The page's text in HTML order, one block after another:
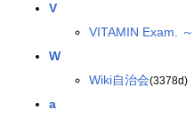
V
VITAMIN Exam.
W
Wiki自治会(3378d)
a